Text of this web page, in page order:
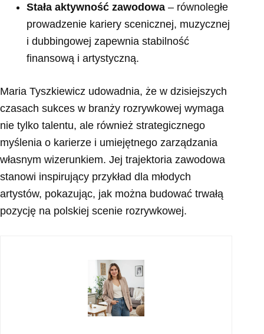
Stała aktywność zawodowa – równoległe
prowadzenie kariery scenicznej, muzycznej
i dubbingowej zapewnia stabilność
finansową i artystyczną.
Maria Tyszkiewicz udowadnia, że w dzisiejszych
czasach sukces w branży rozrywkowej wymaga
nie tylko talentu, ale również strategicznego
myślenia o karierze i umiejętnego zarządzania
własnym wizerunkiem. Jej trajektoria zawodowa
stanowi inspirujący przykład dla młodych
artystów, pokazując, jak można budować trwałą
pozycję na polskiej scenie rozrywkowej.